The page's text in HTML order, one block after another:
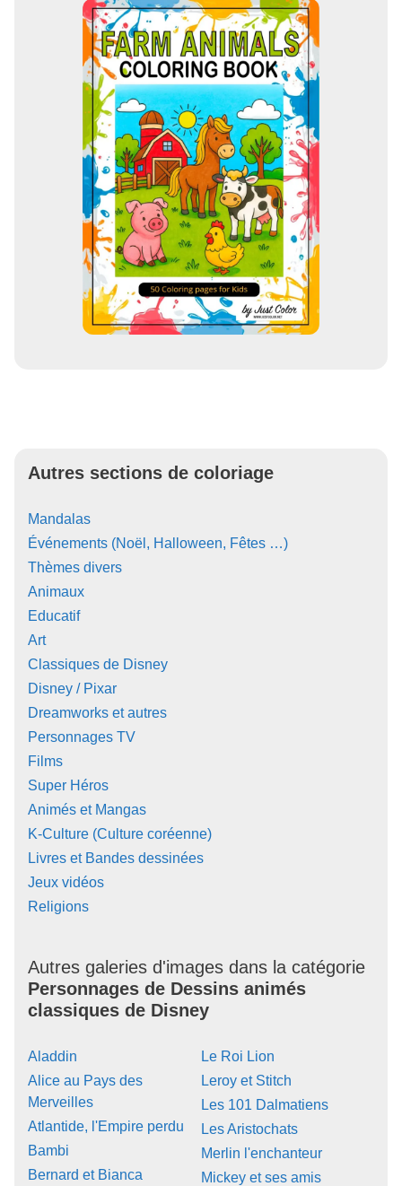
Autres sections de coloriage
Mandalas
Événements (Noël, Halloween, Fêtes …)
Thèmes divers
Animaux
Educatif
Art
Classiques de Disney
Disney / Pixar
Dreamworks et autres
Personnages TV
Films
Super Héros
Animés et Mangas
K-Culture (Culture coréenne)
Livres et Bandes dessinées
Jeux vidéos
Religions
Autres galeries d'images dans la catégorie
Personnages de Dessins animés
classiques de Disney
Aladdin
Alice au Pays des
Merveilles
Atlantide, l'Empire perdu
Bambi
Bernard et Bianca
Le Roi Lion
Leroy et Stitch
Les 101 Dalmatiens
Les Aristochats
Merlin l'enchanteur
Mickey et ses amis